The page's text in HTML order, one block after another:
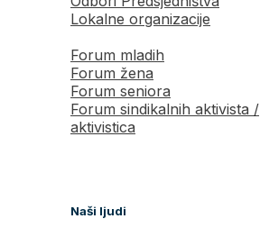
Lokalne organizacije
Forum mladih
Forum žena
Forum seniora
Forum sindikalnih aktivista /
aktivistica
Naši ljudi